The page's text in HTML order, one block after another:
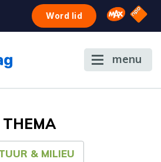
Word lid Omroep
NPO
menu
THEMA
& MILIEU